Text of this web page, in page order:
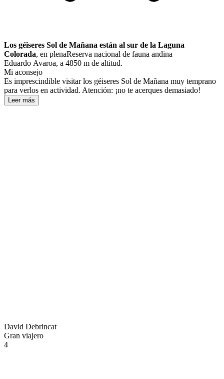
Los géiseres Sol de Mañana están al sur de la Laguna
Colorada, en plenaReserva nacional de fauna andina
Eduardo Avaroa, a 4850 m de altitud.
Mi aconsejo
Es imprescindible visitar los géiseres Sol de Mañana muy temprano
para verlos en actividad. Atención: ¡no te acerques demasiado!
Leer más
David Debrincat
Gran viajero
4